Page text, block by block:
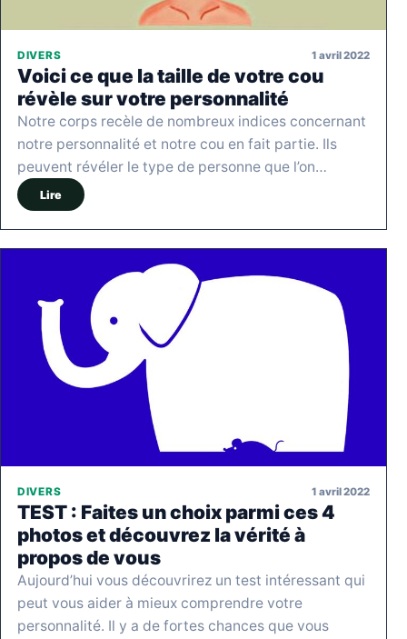
DIVERS 1 avril 2022
Voici ce que la taille de votre cou
révèle sur votre personnalité
Notre corps recèle de nombreux indices concernant
notre personnalité et notre cou en fait partie. Ils
peuvent révéler le type de personne que l’on…
Lire
DIVERS 1 avril 2022
TEST : Faites un choix parmi ces 4
photos et découvrez la vérité à
propos de vous
Aujourd’hui vous découvrirez un test intéressant qui
peut vous aider à mieux comprendre votre
personnalité. Il y a de fortes chances que vous